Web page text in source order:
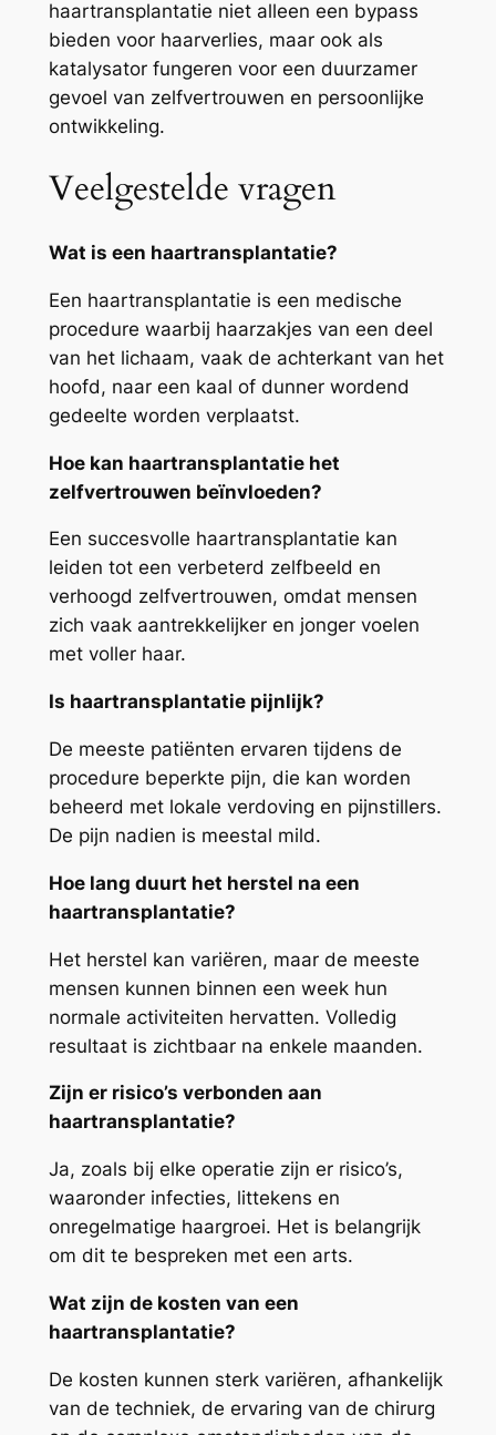
haartransplantatie niet alleen een bypass
bieden voor haarverlies, maar ook als
katalysator fungeren voor een duurzamer
gevoel van zelfvertrouwen en persoonlijke
ontwikkeling.
Veelgestelde vragen
Wat is een haartransplantatie?
Een haartransplantatie is een medische
procedure waarbij haarzakjes van een deel
van het lichaam, vaak de achterkant van het
hoofd, naar een kaal of dunner wordend
gedeelte worden verplaatst.
Hoe kan haartransplantatie het
zelfvertrouwen beïnvloeden?
Een succesvolle haartransplantatie kan
leiden tot een verbeterd zelfbeeld en
verhoogd zelfvertrouwen, omdat mensen
zich vaak aantrekkelijker en jonger voelen
met voller haar.
Is haartransplantatie pijnlijk?
De meeste patiënten ervaren tijdens de
procedure beperkte pijn, die kan worden
beheerd met lokale verdoving en pijnstillers.
De pijn nadien is meestal mild.
Hoe lang duurt het herstel na een
haartransplantatie?
Het herstel kan variëren, maar de meeste
mensen kunnen binnen een week hun
normale activiteiten hervatten. Volledig
resultaat is zichtbaar na enkele maanden.
Zijn er risico’s verbonden aan
haartransplantatie?
Ja, zoals bij elke operatie zijn er risico’s,
waaronder infecties, littekens en
onregelmatige haargroei. Het is belangrijk
om dit te bespreken met een arts.
Wat zijn de kosten van een
haartransplantatie?
De kosten kunnen sterk variëren, afhankelijk
van de techniek, de ervaring van de chirurg